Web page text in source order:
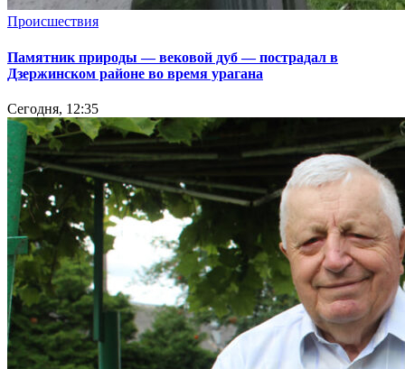
Происшествия
Памятник природы — вековой дуб — пострадал в
Дзержинском районе во время урагана
Сегодня, 12:35